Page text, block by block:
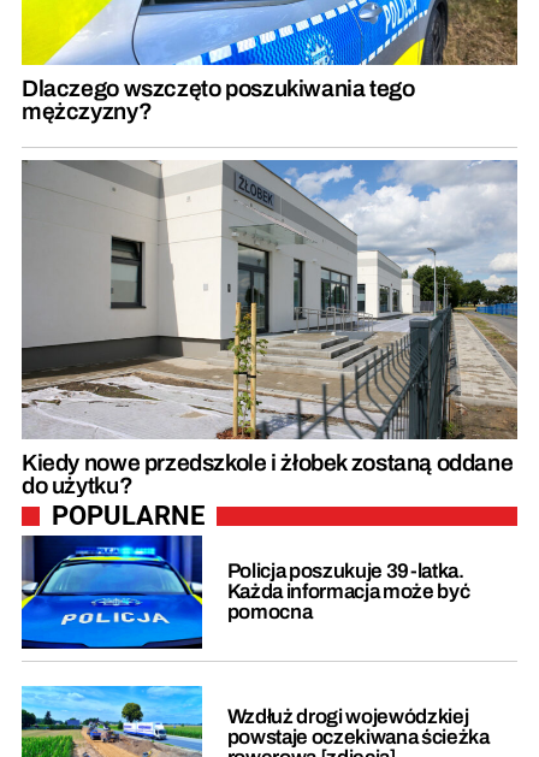
Dlaczego wszczęto poszukiwania tego
mężczyzny?
Kiedy nowe przedszkole i żłobek zostaną oddane
do użytku?
POPULARNE
Policja poszukuje 39-latka.
Każda informacja może być
pomocna
Wzdłuż drogi wojewódzkiej
powstaje oczekiwana ścieżka